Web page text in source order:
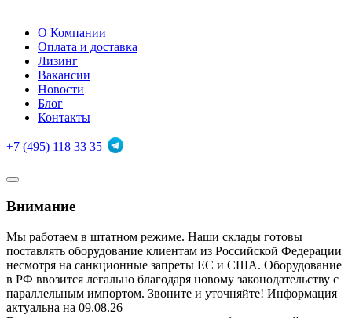
О Компании
Оплата и доставка
Лизинг
Вакансии
Новости
Блог
Контакты
+7 (495) 118 33 35
Внимание
Мы работаем в штатном режиме. Наши склады готовы
поставлять оборудование клиентам из Российской Федерации
несмотря на санкционные запреты ЕС и США. Оборудование
в РФ ввозится легально благодаря новому законодательству с
параллельным импортом. Звоните и уточняйте! Информация
актуальна на 09.08.26